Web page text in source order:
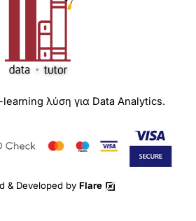
λύση για Data Analytics.
& Developed by Flare